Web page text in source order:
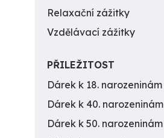
Relaxační zážitky
Vzdělávací zážitky
PŘILEŽITOST
Dárek k 18. narozeninám
Dárek k 40. narozeninám
Dárek k 50. narozeninám